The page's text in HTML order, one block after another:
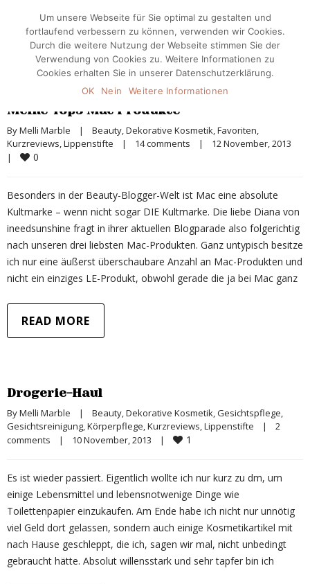
Meine Top3 Mac Produkte
By Melli Marble | Beauty, Dekorative Kosmetik, Favoriten
Kurzreviews, Lippenstifte | 14 comments |
|
0
Besonders in der Beauty-Blogger-Welt ist Mac eine absolute
Kultmarke – wenn nicht sogar DIE Kultmarke. Die liebe Diana von
ineedsunshine fragt in ihrer aktuellen Blogparade also folgerichtig
nach unseren drei liebsten Mac-Produkten. Ganz untypisch besitze
ich nur eine äußerst überschaubare Anzahl an Mac-Produkten und
nicht ein einziges LE-Produkt, obwohl gerade die ja bei Mac ganz
READ MORE
Drogerie-Haul
By Melli Marble | Beauty, Dekorative Kosmetik, Gesichtspflege
Gesichtsreinigung, Körperpflege, Kurzreviews, Lippenstifte |
2
comments
| 10 November, 2013 | 1
Es ist wieder passiert. Eigentlich wollte ich nur kurz zu dm, um
einige Lebensmittel und lebensnotwenige Dinge wie
Toilettenpapier einzukaufen. Am Ende habe ich nicht nur unnötig
viel Geld dort gelassen, sondern auch einige Kosmetikartikel mit
nach Hause geschleppt, die ich, sagen wir mal, nicht unbedingt
gebraucht hätte. Absolut willensstark und sehr tapfer bin ich
Um unsere Webseite für Sie optimal zu gestalten und
fortlaufend verbessern zu können, verwenden wir Cookies.
Durch die weitere Nutzung der Webseite stimmen Sie der
Verwendung von Cookies zu. Weitere Informationen zu
Cookies erhalten Sie in unserer Datenschutzerklärung.
OK
Nein Weitere Informationen